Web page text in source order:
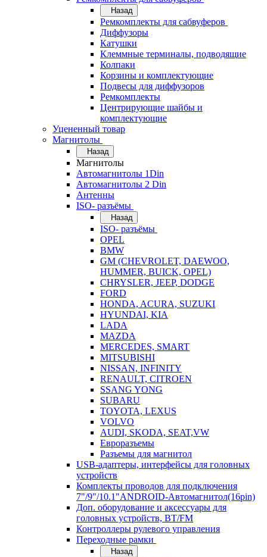
Назад
Ремкомплекты для сабвуферов
Диффузоры
Катушки
Клеммные терминалы, подводящие
Колпаки
Корзины и комплектующие
Подвесы для диффузоров
Ремкомплекты
Центрирующие шайбы и
комплектующие
Уцененный товар
Магнитолы
Назад
Магнитолы
Автомагнитолы 1Din
Автомагнитолы 2 Din
Антенны
ISO- разъёмы
Назад
ISO- разъёмы
OPEL
BMW
GM (CHEVROLET, DAEWOO,
HUMMER, BUICK, OPEL)
CHRYSLER, JEEP, DODGE
FORD
HONDA, ACURA, SUZUKI
HYUNDAI, KIA
LADA
MAZDA
MERCEDES, SMART
MITSUBISHI
NISSAN, INFINITY
RENAULT, CITROEN
SSANG YONG
SUBARU
TOYOTA, LEXUS
VOLVO
AUDI, SKODA, SEAT,VW
Евроразъемы
Разъемы для магнитол
USB-адаптеры, интерфейсы для головных
устройств
Комплекты проводов для подключения
7"/9"/10.1"ANDROID-Автомагнитол(16pin)
Доп. оборудование и аксессуары для
головных устройств, BT/FM
Контроллеры рулевого управления
Переходные рамки
Назад